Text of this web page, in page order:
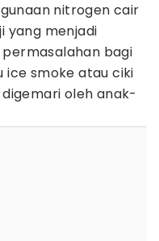
nitrogen cair
yang menjadi
bagi
ice smoke atau ciki
oleh anak-